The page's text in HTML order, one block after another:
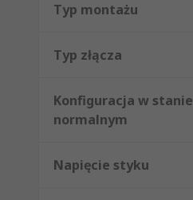
Typ montażu
Typ złącza
Konfiguracja w stanie
normalnym
Napięcie styku